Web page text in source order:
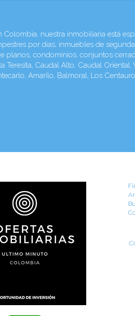
nuestra inmobiliaria está
por dias, inmuebles de
condominios, conjuntos
Caudal Alto, Caudal
Amarilo, Balmoral, Los